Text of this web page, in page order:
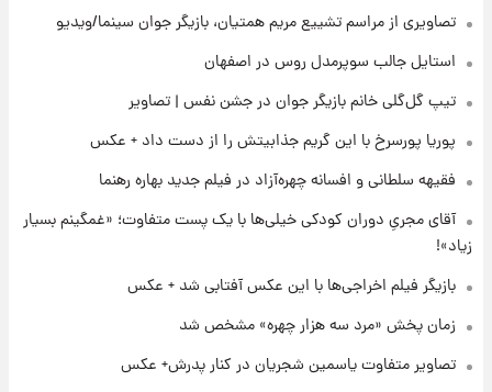
۲۲ ساعت پیش
مذاق رضاییان خوش نیامد+عکس
پروین اعتصامی در دوران نوجوانی؛ اواخر دهه
قدرت‌نمایی نظامی چین؛ بمب‌افکن حامل موشک
۲۳ ساعت پیش
تصاویری از مراسم تشییع مریم همتیان، بازیگر جوان سینما/ویدیو
استایل جالب سوپرمدل روس در اصفهان
تیپ گل‌گلی خانم بازیگر جوان در جشن نفس | تصاویر
پوریا پورسرخ با این گریم جذابیتش را از دست داد + عکس
فقیهه سلطانی و افسانه چهره‌آزاد در فیلم جدید بهاره رهنما
آقای مجریِ دوران کودکی خیلی‌ها با یک پست متفاوت؛ «غمگینم بسیار
زیاد»!
بازیگر فیلم اخراجی‌ها با این عکس آفتابی شد + عکس
زمان پخش «مرد سه هزار چهره» مشخص شد
تصاویر متفاوت یاسمین شجریان در کنار پدرش+ عکس